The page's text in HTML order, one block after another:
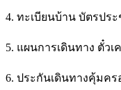
4. ทะเบียนบ้าน บัตรปร
5. แผนการเดินทาง ตั๋ว
6. ประกันเดินทางคุ้มคร